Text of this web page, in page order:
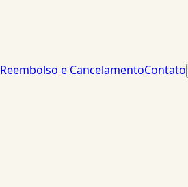
Reembolso e CancelamentoContato